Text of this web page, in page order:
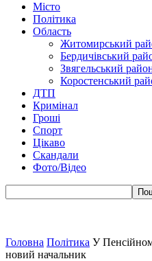
Місто
Політика
Область
Житомирський
Бердичівський
Звягельський
Коростенський
ДТП
Кримінал
Гроші
Спорт
Цікаво
Скандали
Фото/Відео
Головна Політика У
новий начальник